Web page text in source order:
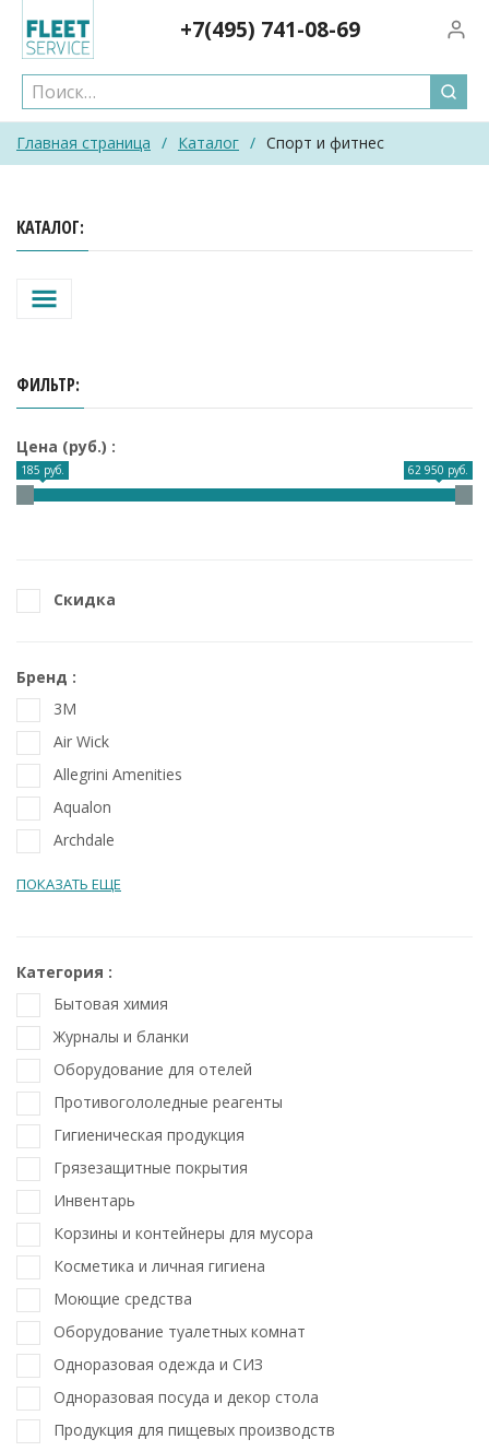
content
+7(495) 741-08-69
Главная страница / Каталог / Спорт и фитнес
КАТАЛОГ
ФИЛЬТР
Цена (руб.)
185 руб. 62 950 руб.
Скидка
Бренд
3M
Air Wick
Allegrini Amenities
Aqualon
Archdale
ПОКАЗАТЬ ЕЩЕ
Категория
Бытовая химия
Журналы и бланки
Оборудование для отелей
Противогололедные реагенты
Гигиеническая продукция
Грязезащитные покрытия
Инвентарь
Корзины и контейнеры для мусора
Косметика и личная гигиена
Моющие средства
Оборудование туалетных комнат
Одноразовая одежда и СИЗ
Одноразовая посуда и декор стола
Продукция для пищевых производств